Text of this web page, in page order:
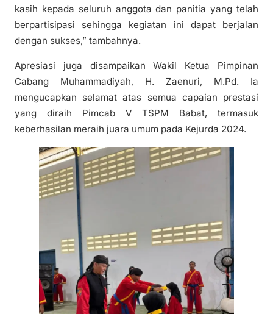
kasih kepada seluruh anggota dan panitia yang telah
berpartisipasi sehingga kegiatan ini dapat berjalan
dengan sukses,” tambahnya.
Apresiasi juga disampaikan Wakil Ketua Pimpinan
Cabang Muhammadiyah, H. Zaenuri, M.Pd. Ia
mengucapkan selamat atas semua capaian prestasi
yang diraih Pimcab V TSPM Babat, termasuk
keberhasilan meraih juara umum pada Kejurda 2024.